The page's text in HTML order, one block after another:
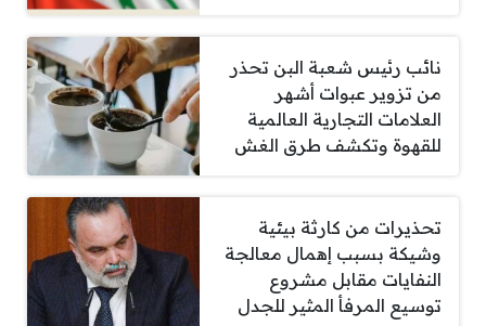
نائب رئيس شعبة البن تحذر
من تزوير عبوات أشهر
العلامات التجارية العالمية
للقهوة وتكشف طرق الغش
تحذيرات من كارثة بيئية
وشيكة بسبب إهمال معالجة
النفايات مقابل مشروع
توسيع المرفأ المثير للجدل